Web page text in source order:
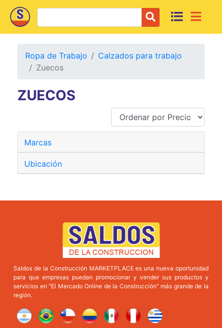
Ropa de Trabajo
Calzados para trabajo
Zuecos
ZUECOS
Marcas
Ubicación
Saldos de la Construcción MARKETPLACE es una nueva oportunidad
para que empresas puedan promocionar y vender sus productos y
servicios en "El Mercado Online de la Construcción" más grande de la
región.